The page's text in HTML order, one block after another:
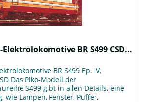
Elektrolokomotive BR S499 CSD...
BR S499 Ep. IV,
Das Piko-Modell der
S499 gibt in allen Details, eine
wie Lampen, Fenster, Puffer,